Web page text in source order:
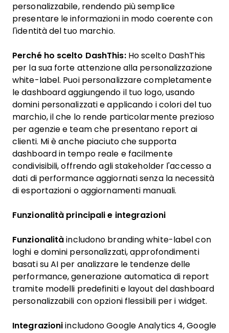
personalizzabile, rendendo più semplice
presentare le informazioni in modo coerente con
l'identità del tuo marchio.
Perché ho scelto DashThis: Ho scelto DashThis
per la sua forte attenzione alla personalizzazione
white-label. Puoi personalizzare completamente
le dashboard aggiungendo il tuo logo, usando
domini personalizzati e applicando i colori del tuo
marchio, il che lo rende particolarmente prezioso
per agenzie e team che presentano report ai
clienti. Mi è anche piaciuto che supporta
dashboard in tempo reale e facilmente
condivisibili, offrendo agli stakeholder l'accesso a
dati di performance aggiornati senza la necessità
di esportazioni o aggiornamenti manuali.
Funzionalità principali e integrazioni
Funzionalità includono branding white-label con
loghi e domini personalizzati, approfondimenti
basati su AI per analizzare le tendenze delle
performance, generazione automatica di report
tramite modelli predefiniti e layout del dashboard
personalizzabili con opzioni flessibili per i widget.
Integrazioni includono Google Analytics 4, Google